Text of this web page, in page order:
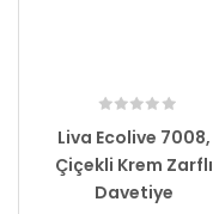
Liva Ecolive 7008,
Çiçekli Krem Zarflı
Davetiye